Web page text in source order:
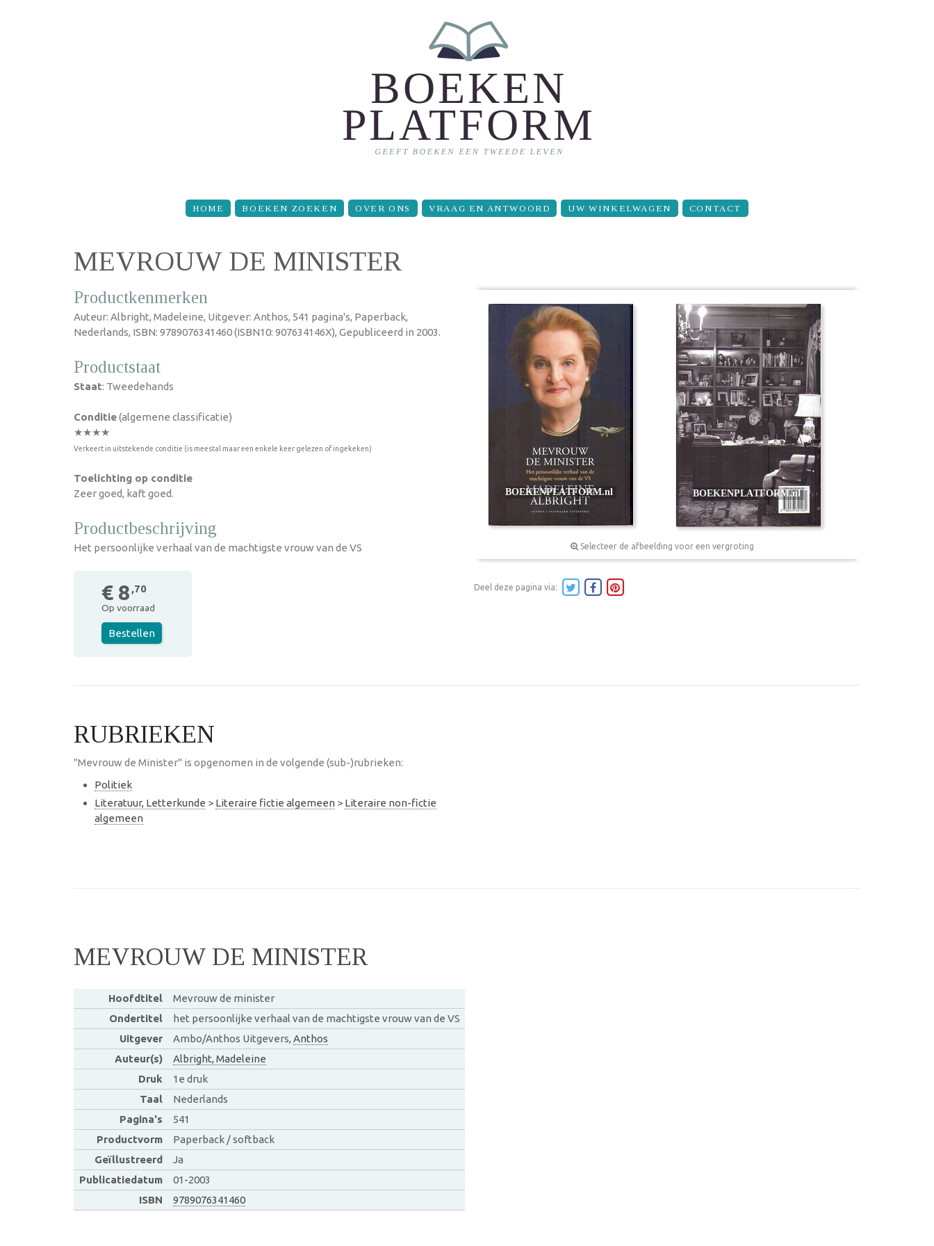
HOME BOEKEN ZOEKEN OVER ONS VRAAG EN ANTWOORD UW WINKELWAGEN CONTACT
MEVROUW DE MINISTER
Productkenmerken
Auteur: Albright, Madeleine, Uitgever: Anthos, 541 pagina's, Paperback,
Nederlands, ISBN: 9789076341460 (ISBN10: 907634146X), Gepubliceerd in 2003.
Productstaat
Staat: Tweedehands
Conditie(algemene classificatie)
★★★★
Verkeert in uitstekende conditie (is meestal maar een enkele keer gelezen of ingekeken)
Toelichting op conditie
Zeer goed, kaft goed.
Productbeschrijving
Het persoonlijke verhaal van de machtigste vrouw van de VS
€ 8 ,70
Op voorraad
Bestellen
Selecteer de afbeelding voor een vergroting
Deel deze pagina via:
RUBRIEKEN
"Mevrouw de Minister" is opgenomen in de volgende (sub-)rubrieken:
Politiek
Literatuur, Letterkunde > Literaire fictie algemeen > Literaire non-fictie
algemeen
MEVROUW DE MINISTER
Hoofdtitel
Mevrouw de minister
Ondertitel
het persoonlijke verhaal van de machtigste vrouw van de VS
Uitgever
Ambo/Anthos Uitgevers, Anthos
Auteur(s)
Albright, Madeleine
Druk
1e druk
Taal
Nederlands
Pagina's
541
Productvorm
Paperback / softback
Geïllustreerd
Ja
Publicatiedatum
01-2003
ISBN
9789076341460